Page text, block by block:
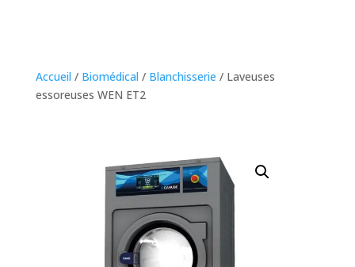
Accueil / Biomédical / Blanchisserie / Laveuses
essoreuses WEN ET2